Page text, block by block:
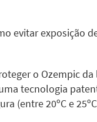
evitar exposição
o Ozempic
tecnologia
(entre 20ºC e